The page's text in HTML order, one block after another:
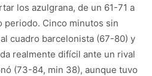
los azulgrana, de un 61-71 a
periodo. Cinco minutos sin
cuadro barcelonista (67-80) y
realmente difícil ante un rival
(73-84, min 38), aunque tuvo